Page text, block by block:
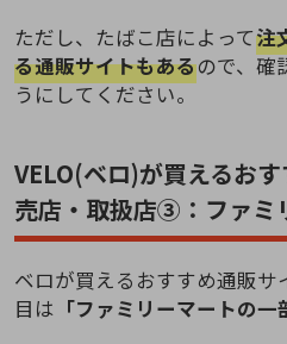
ただし、たばこ店によって注
る通販サイトもあるので、確
うにしてください。
VELO(ベロ)が買えるお
売店・取扱店③：ファミ
ベロが買えるおすすめ通販サ
目は 「ファミリーマートの一